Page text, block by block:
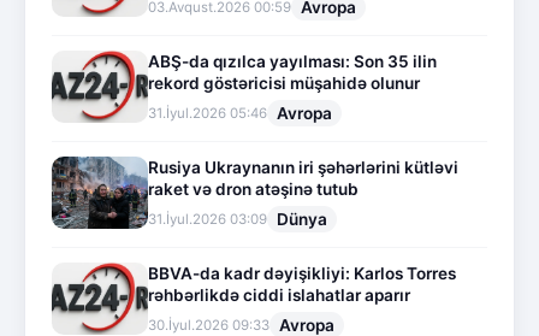
03.Avqust.2026 00:59 Avropa
ABŞ-da qızılca yayılması: Son 35 ilin
rekord göstəricisi müşahidə olunur
31.İyul.2026 05:46 Avropa
Rusiya Ukraynanın iri şəhərlərini kütləvi
raket və dron atəşinə tutub
31.İyul.2026 03:09 Dünya
BBVA-da kadr dəyişikliyi: Karlos Torres
rəhbərlikdə ciddi islahatlar aparır
30.İyul.2026 09:33 Avropa